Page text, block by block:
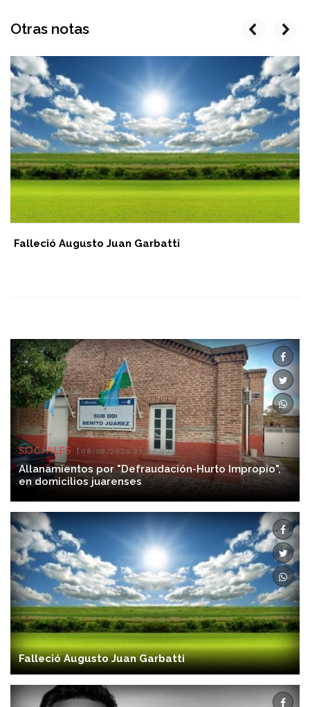
Otras notas
Falleció Augusto Juan Garbatti
prev next
SOCIALES 08/08/2026 21:34:00
Allanamientos por "Defraudación-Hurto Impropio",
en domicilios juarenses
Falleció Augusto Juan Garbatti